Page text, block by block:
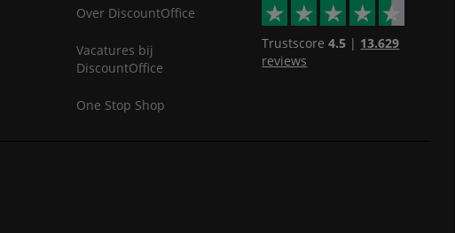
Over DiscountOffice
Vacatures bij
DiscountOffice
One Stop Shop
Trustscore4.5 | 13.629
reviews